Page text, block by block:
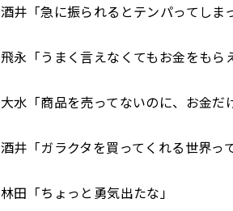
酒井「急に振られるとテンパってしま
飛永「うまく言えなくてもお金をもら
大水「商品を売ってないのに、お金だ
酒井「ガラクタを買ってくれる世界っ
林田「ちょっと勇気出たな」